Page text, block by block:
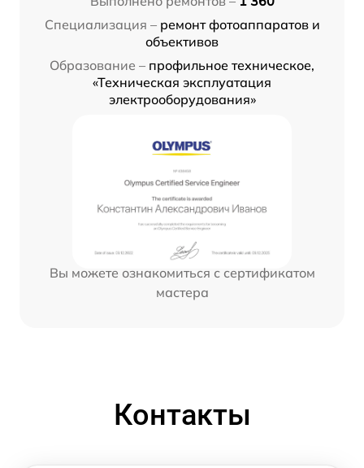
Специализация – ремонт фотоаппаратов и
объективов
Образование – профильное техническое,
«Техническая эксплуатация
электрооборудования»
Вы можете ознакомиться с сертификатом
мастера
Контакты